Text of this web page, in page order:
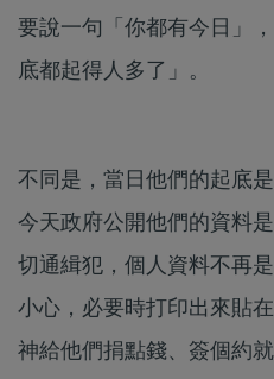
要說一句「你都有今日」
底都起得人多了」。
不同是，當日他們的起底
今天政府公開他們的資料
切通緝犯，個人資料不再
小心，必要時打印出來貼
神給他們捐點錢、簽個約就